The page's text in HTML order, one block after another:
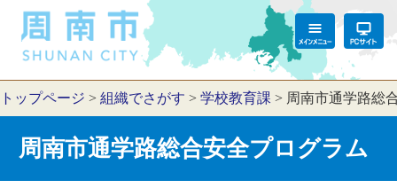
トップページ > 組織でさがす > 学校教育課 > 周南市通学路総
周南市通学路総合安全プログラム